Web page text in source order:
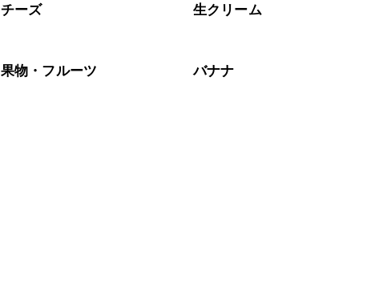
チーズ 生クリーム
果物・フルーツ バナナ